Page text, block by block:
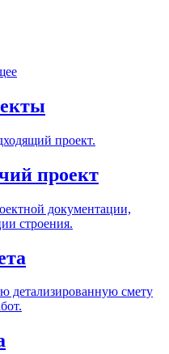
проект.
проект
документации,
строения.
детализированную смету